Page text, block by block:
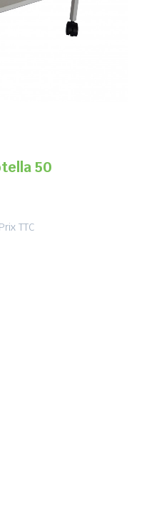
50
Prix TTC